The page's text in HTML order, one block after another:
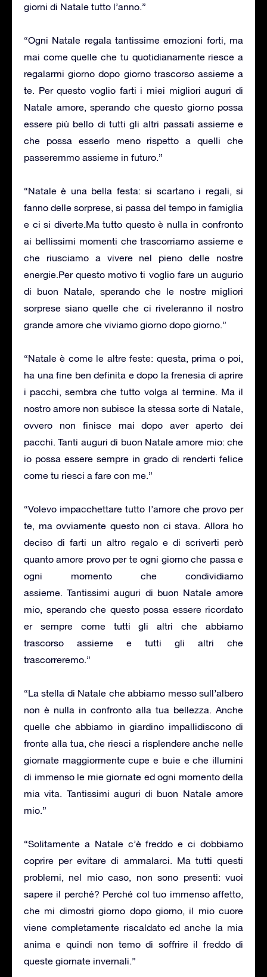
giorni di Natale tutto l’anno.”
“Ogni Natale regala tantissime emozioni forti, ma
mai come quelle che tu quotidianamente riesce a
regalarmi giorno dopo giorno trascorso assieme a
te. Per questo voglio farti i miei migliori auguri di
Natale amore, sperando che questo giorno possa
essere più bello di tutti gli altri passati assieme e
che possa esserlo meno rispetto a quelli che
passeremmo assieme in futuro.”
“Natale è una bella festa: si scartano i regali, si
fanno delle sorprese, si passa del tempo in famiglia
e ci si diverte.Ma tutto questo è nulla in confronto
ai bellissimi momenti che trascorriamo assieme e
che riusciamo a vivere nel pieno delle nostre
energie.Per questo motivo ti voglio fare un augurio
di buon Natale, sperando che le nostre migliori
sorprese siano quelle che ci riveleranno il nostro
grande amore che viviamo giorno dopo giorno.”
“Natale è come le altre feste: questa, prima o poi,
ha una fine ben definita e dopo la frenesia di aprire
i pacchi, sembra che tutto volga al termine. Ma il
nostro amore non subisce la stessa sorte di Natale,
ovvero non finisce mai dopo aver aperto dei
pacchi. Tanti auguri di buon Natale amore mio: che
io possa essere sempre in grado di renderti felice
come tu riesci a fare con me.”
“Volevo impacchettare tutto l’amore che provo per
te, ma ovviamente questo non ci stava. Allora ho
deciso di farti un altro regalo e di scriverti però
quanto amore provo per te ogni giorno che passa e
ogni momento che condividiamo
assieme. Tantissimi auguri di buon Natale amore
mio, sperando che questo possa essere ricordato
er sempre come tutti gli altri che abbiamo
trascorso assieme e tutti gli altri che
trascorreremo.”
“La stella di Natale che abbiamo messo sull’albero
non è nulla in confronto alla tua bellezza. Anche
quelle che abbiamo in giardino impallidiscono di
fronte alla tua, che riesci a risplendere anche nelle
giornate maggiormente cupe e buie e che illumini
di immenso le mie giornate ed ogni momento della
mia vita. Tantissimi auguri di buon Natale amore
mio.”
“Solitamente a Natale c’è freddo e ci dobbiamo
coprire per evitare di ammalarci. Ma tutti questi
problemi, nel mio caso, non sono presenti: vuoi
sapere il perché? Perché col tuo immenso affetto,
che mi dimostri giorno dopo giorno, il mio cuore
viene completamente riscaldato ed anche la mia
anima e quindi non temo di soffrire il freddo di
queste giornate invernali.”